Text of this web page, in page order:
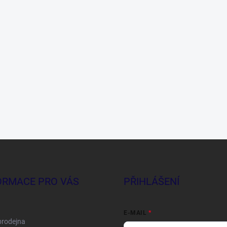
PRO VÁS PŘIHLÁŠENÍ
E-MAIL